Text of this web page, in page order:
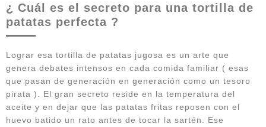
¿ Cuál es el secreto para una tortilla de
patatas perfecta ?
Lograr esa tortilla de patatas jugosa es un arte que
genera debates intensos en cada comida familiar ( esas
que pasan de generación en generación como un tesoro
pirata ). El gran secreto reside en la temperatura del
aceite y en dejar que las patatas fritas reposen con el
huevo batido un rato antes de tocar la sartén. Ese